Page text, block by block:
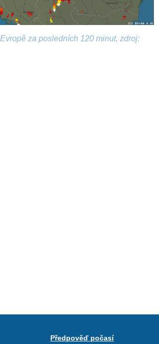
za posledních 120 minut, zdroj:
Předpověď počasí